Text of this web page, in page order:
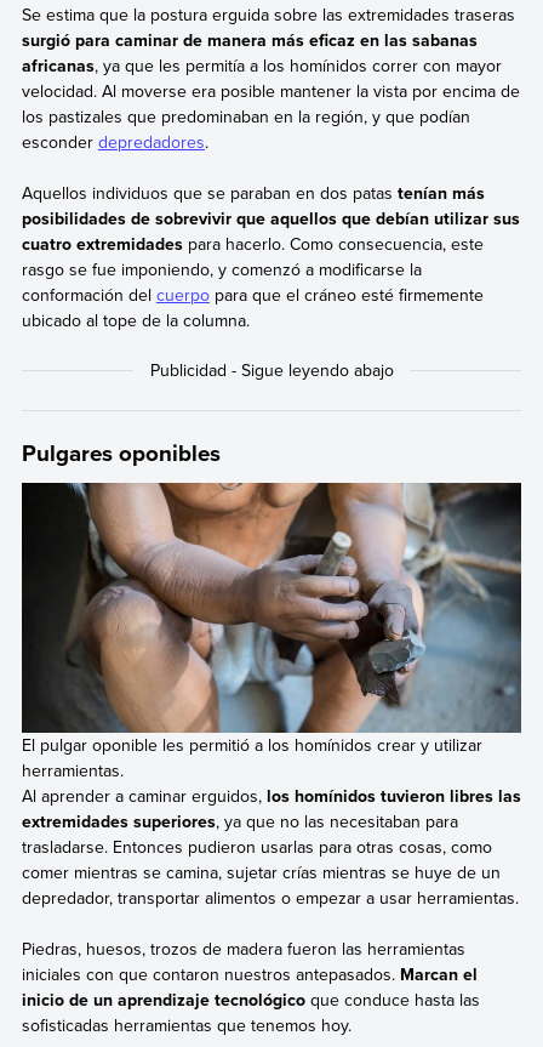
Se estima que la postura erguida sobre las extremidades traseras
surgió para caminar de manera más eficaz en las sabanas
africanas, ya que les permitía a los homínidos correr con mayor
velocidad. Al moverse era posible mantener la vista por encima de
los pastizales que predominaban en la región, y que podían
esconder depredadores.
Aquellos individuos que se paraban en dos patas tenían más
posibilidades de sobrevivir que aquellos que debían utilizar sus
cuatro extremidadespara hacerlo. Como consecuencia, este
rasgo se fue imponiendo, y comenzó a modificarse la
conformación del cuerpopara que el cráneo esté firmemente
ubicado al tope de la columna.
Pulgares oponibles
El pulgar oponible les permitió a los homínidos crear y utilizar
herramientas.
Al aprender a caminar erguidos, los homínidos tuvieron libres las
extremidades superiores, ya que no las necesitaban para
trasladarse. Entonces pudieron usarlas para otras cosas, como
comer mientras se camina, sujetar crías mientras se huye de un
depredador, transportar alimentos o empezar a usar herramientas.
Piedras, huesos, trozos de madera fueron las herramientas
iniciales con que contaron nuestros antepasados. Marcan el
inicio de un aprendizaje tecnológicoque conduce hasta las
sofisticadas herramientas que tenemos hoy.